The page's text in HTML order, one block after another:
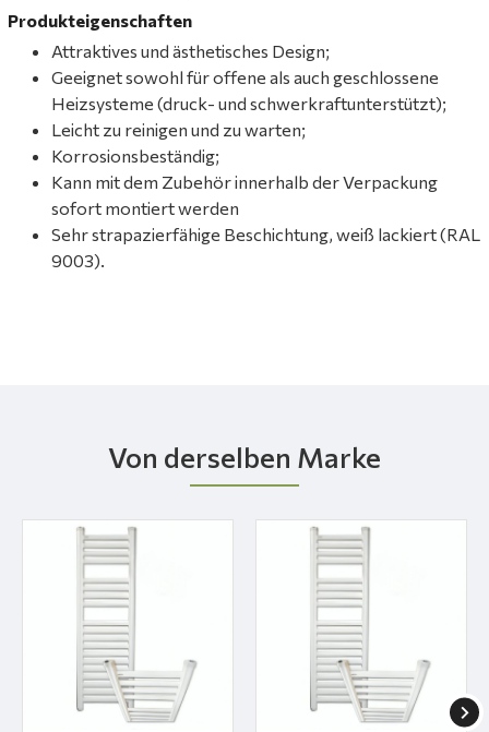
Produkteigenschaften
Attraktives und ästhetisches Design;
Geeignet sowohl für offene als auch geschlossene
Heizsysteme (druck- und schwerkraftunterstützt);
Leicht zu reinigen und zu warten;
Korrosionsbeständig;
Kann mit dem Zubehör innerhalb der Verpackung
sofort montiert werden
Sehr strapazierfähige Beschichtung, weiß lackiert (RAL
9003).
Von derselben Marke